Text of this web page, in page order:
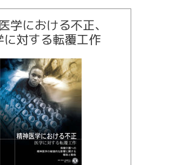
学における不正、
に対する転覆工作